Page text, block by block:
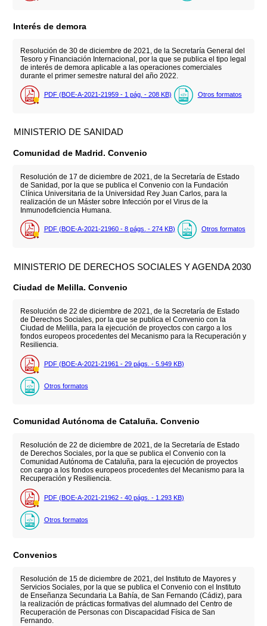
Interés de demora
Resolución de 30 de diciembre de 2021, de la Secretaría General del
Tesoro y Financiación Internacional, por la que se publica el tipo legal
de interés de demora aplicable a las operaciones comerciales
durante el primer semestre natural del año 2022.
PDF (BOE-A-2021-21959 - 1 pág. - 208 KB) Otros formatos
MINISTERIO DE SANIDAD
Comunidad de Madrid. Convenio
Resolución de 17 de diciembre de 2021, de la Secretaría de Estado
de Sanidad, por la que se publica el Convenio con la Fundación
Clínica Universitaria de la Universidad Rey Juan Carlos, para la
realización de un Máster sobre Infección por el Virus de la
Inmunodeficiencia Humana.
PDF (BOE-A-2021-21960 - 8 págs. - 274 KB) Otros formatos
MINISTERIO DE DERECHOS SOCIALES Y AGENDA 2030
Ciudad de Melilla. Convenio
Resolución de 22 de diciembre de 2021, de la Secretaría de Estado
de Derechos Sociales, por la que se publica el Convenio con la
Ciudad de Melilla, para la ejecución de proyectos con cargo a los
fondos europeos procedentes del Mecanismo para la Recuperación y
Resiliencia.
PDF (BOE-A-2021-21961 - 29 págs. - 5.949 KB)
Otros formatos
Comunidad Autónoma de Cataluña. Convenio
Resolución de 22 de diciembre de 2021, de la Secretaría de Estado
de Derechos Sociales, por la que se publica el Convenio con la
Comunidad Autónoma de Cataluña, para la ejecución de proyectos
con cargo a los fondos europeos procedentes del Mecanismo para la
Recuperación y Resiliencia.
PDF (BOE-A-2021-21962 - 40 págs. - 1.293 KB)
Otros formatos
Convenios
Resolución de 15 de diciembre de 2021, del Instituto de Mayores y
Servicios Sociales, por la que se publica el Convenio con el Instituto
de Enseñanza Secundaria La Bahía, de San Fernando (Cádiz), para
la realización de prácticas formativas del alumnado del Centro de
Recuperación de Personas con Discapacidad Física de San
Fernando.